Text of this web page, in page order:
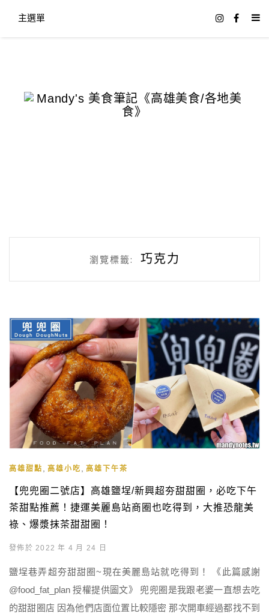
主選單
瀏覽標籤: 巧克力
高雄甜點 , 高雄小吃 , 高雄下午茶
【兜兜圈二號店】高雄鹽埕/新興超夯甜甜圈，必吃下午
茶甜點推薦！捷運美麗島站商圈也吃得到，大推恐龍美
祿、爆漿抹茶甜甜圈！
發佈於 2022 年 4 月 24 日
鹽埕巷弄超夯甜甜圈~現在美麗島站就吃得到！ 《此篇感謝
@food_fat_plan 授權提供圖文》 兜兜圈是我跟老婆一直想去吃
的甜甜圈店 因為他們店面位置比較隱密 那次開車經過都找不到